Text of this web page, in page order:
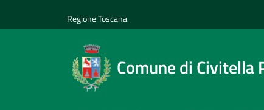
Regione Toscana
Comune di Civitella